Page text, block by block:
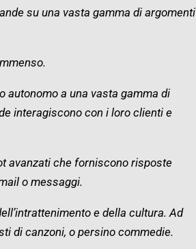
su una vasta gamma di argomenti
autonomo a una vasta gamma di
interagiscono con i loro clienti e
avanzati che forniscono risposte
o messaggi.
e della cultura. Ad
di canzoni, o persino commedie.